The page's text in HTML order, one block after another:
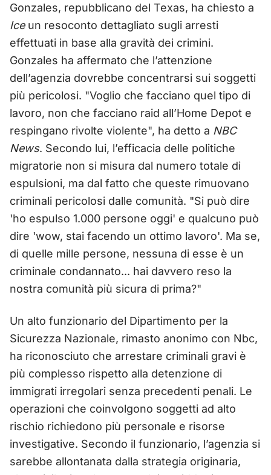
Gonzales, repubblicano del Texas, ha chiesto a
Iceun resoconto dettagliato sugli arresti
effettuati in base alla gravità dei crimini.
Gonzales ha affermato che l’attenzione
dell’agenzia dovrebbe concentrarsi sui soggetti
più pericolosi. "Voglio che facciano quel tipo di
lavoro, non che facciano raid all’Home Depot e
respingano rivolte violente", ha detto a NBC
News. Secondo lui, l’efficacia delle politiche
migratorie non si misura dal numero totale di
espulsioni, ma dal fatto che queste rimuovano
criminali pericolosi dalle comunità. "Si può dire
'ho espulso 1.000 persone oggi' e qualcuno può
dire 'wow, stai facendo un ottimo lavoro'. Ma se,
di quelle mille persone, nessuna di esse è un
criminale condannato... hai davvero reso la
nostra comunità più sicura di prima?"
Un alto funzionario del Dipartimento per la
Sicurezza Nazionale, rimasto anonimo con Nbc,
ha riconosciuto che arrestare criminali gravi è
più complesso rispetto alla detenzione di
immigrati irregolari senza precedenti penali. Le
operazioni che coinvolgono soggetti ad alto
rischio richiedono più personale e risorse
investigative. Secondo il funzionario, l’agenzia si
sarebbe allontanata dalla strategia originaria,